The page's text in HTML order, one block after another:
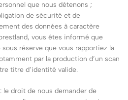
que nous détenons ;
de sécurité et de
des données à caractère
vous êtes informé que
réserve que vous rapportiez la
par la production d’un scan
titre d’identité valide.
droit de nous demander de